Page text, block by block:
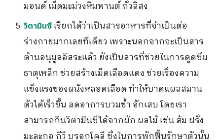
มอนด์ เม็ดมะม่วงหิมพานต์ ถั่วลิสง
วิตามินซี เรียกได้ว่าเป็นสารอาหารที่จำเป็นต่อ
ร่างกายมากเลยทีเดียว เพราะนอกจากจะเป็นสาร
ต้านอนุมูลอิสระแล้ว ยังเป็นสารที่ช่วยในการดูดซึม
ธาตุเหล็ก ช่วยสร้างเม็ดเลือดแดง ช่วยเรื่องความ
แข็งแรงของผนังหลอดเลือด ทำให้บาดแผลสมาน
ตัวได้เร็วขึ้น ลดอาการบวมช้ำ อักเสบ โดยเรา
สามารถกินวิตามินซีได้จากผัก ผลไม้ เช่น ส้ม ฝรั่ง
มะละกอ กีวี บรอกโคลี ซึ่งในการพักฟื้นรักษาตัวนั้น